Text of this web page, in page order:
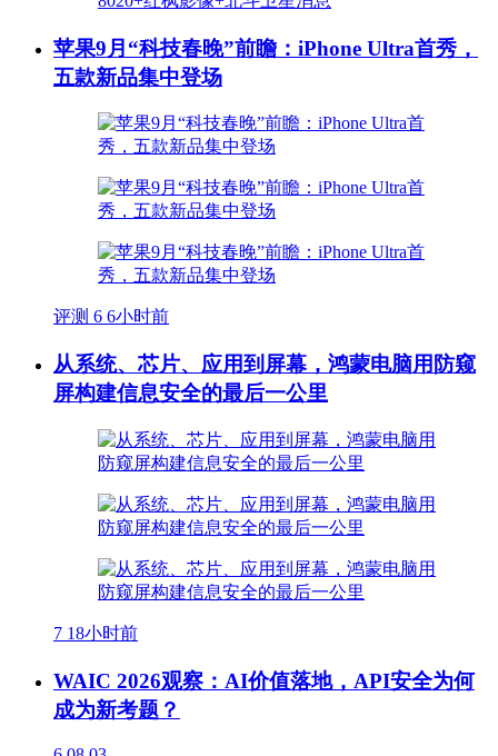
苹果9月“科技春晚”前瞻：iPhone Ultra首秀，
五款新品集中登场
评测 6 6小时前
从系统、芯片、应用到屏幕，鸿蒙电脑用防窥
屏构建信息安全的最后一公里
7 18小时前
WAIC 2026观察：AI价值落地，API安全为何
成为新考题？